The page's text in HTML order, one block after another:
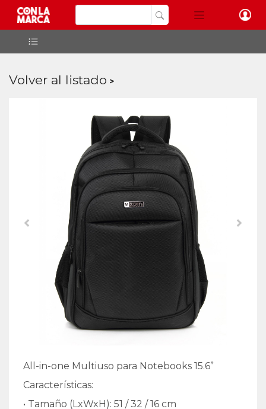
Volver al listado
All-in-one Multiuso para Notebooks 15.6”
Características:
• Tamaño (LxWxH): 51 / 32 / 16 cm